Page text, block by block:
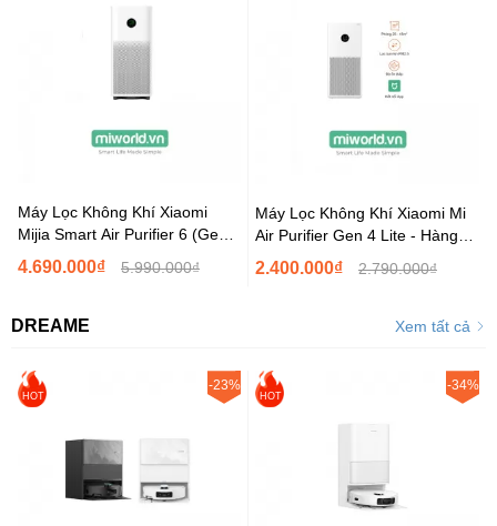
Máy Lọc Không Khí Xiaomi
Mijia Smart Air Purifier 6 (Gen
6) Hàng Chính...
4.690.000₫ 5.990.000₫
Máy Lọc Không Khí Xiaomi Mi
Air Purifier Gen 4 Lite - Hàng
Chính Hãng
2.400.000₫ 2.790.000₫
DREAME Xem tất cả
HOT
-23%
HOT
-34%